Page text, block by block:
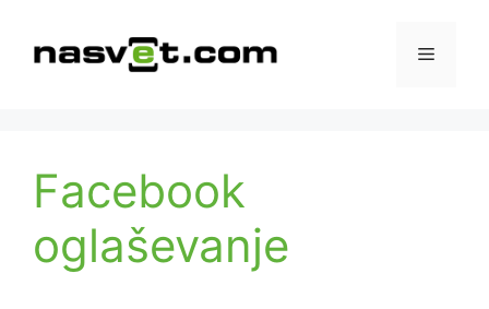
content
Menu
Facebook
oglaševanje